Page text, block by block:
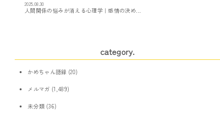
2025.08.30
人間関係の悩みが消える心理学｜感情の決め...
category.
かめちゃん語録 (20)
メルマガ (1,489)
未分類(36)